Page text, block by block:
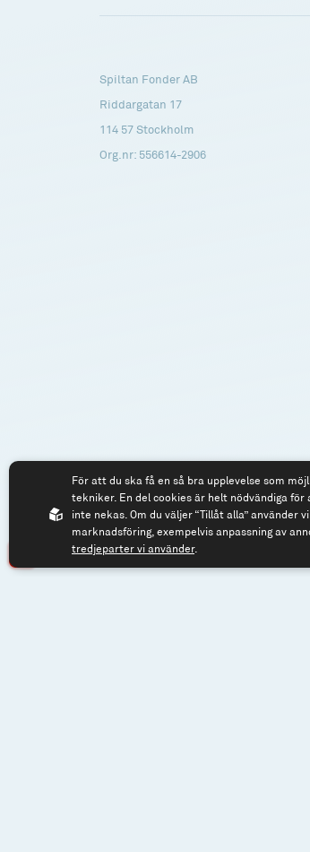
Spiltan Fonder AB
Riddargatan 17
114 57 Stockholm
Org.nr: 556614-2906
För att du ska få en så bra upplevelse som
tekniker. En del cookies är helt nödvändiga
inte nekas. Om du väljer “Tillåt alla” använder
marknadsföring, exempelvis anpassning av
tredjeparter vi använder.